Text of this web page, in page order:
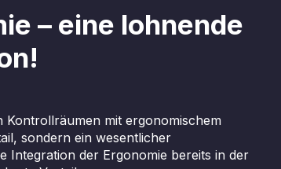
– eine lohnende
Kontrollräumen mit ergonomischem
sondern ein wesentlicher
Integration der Ergonomie bereits in der